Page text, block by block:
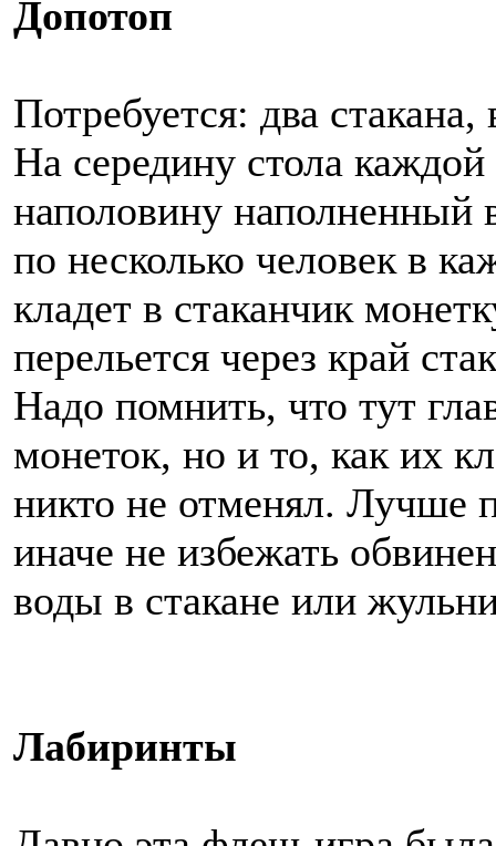
Допотоп
Потребуется: два
На середину стола каждой
наполовину наполненный
по несколько человек в
кладет в стаканчик
перельется через край
Надо помнить, что тут
монеток, но и то, как их
никто не отменял. Лучше
иначе не избежать
воды в стакане или
Лабиринты